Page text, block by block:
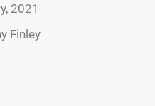
2021
Finley